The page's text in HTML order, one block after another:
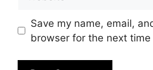
Save my name, email,
browser for the next time